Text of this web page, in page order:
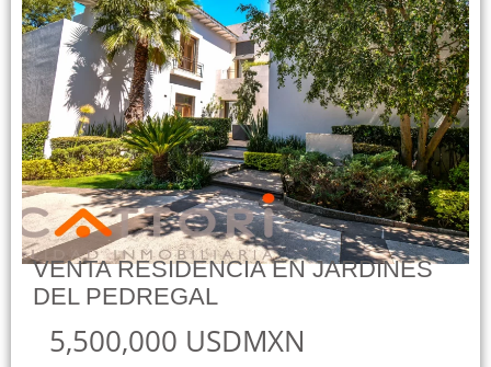
VENTA RESIDENCIA EN JARDINES
DEL PEDREGAL
5,500,000 USDMXN